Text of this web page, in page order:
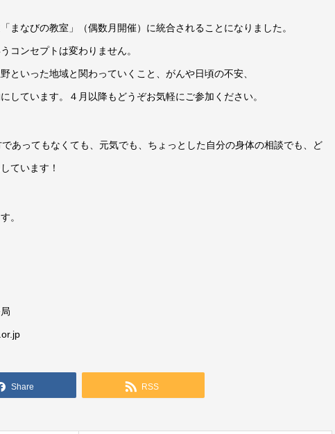
まなびの教室」（偶数月開催）に統合されることになりました。
コンセプトは変わりません。
といった地域と関わっていくこと、がんや日頃の不安、
しています。４月以降もどうぞお気軽にご参加ください。
あってもなくても、元気でも、ちょっとした自分の身体の相談でも、ど
ています！
。
Share RSS